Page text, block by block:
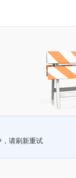
，请刷新重试